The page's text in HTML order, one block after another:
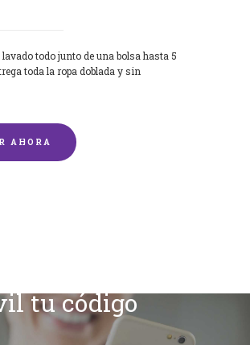
lavado todo junto de una bolsa hasta 5
toda la ropa doblada y sin
AHORA
tu código